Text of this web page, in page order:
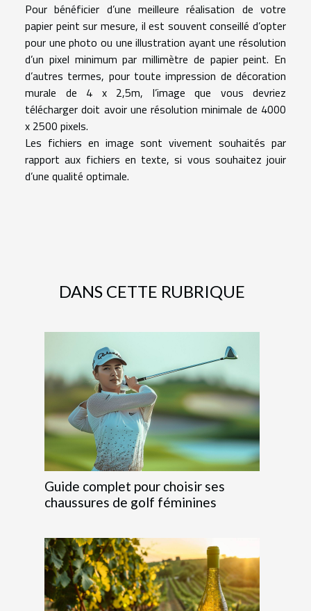
Pour bénéficier d’une meilleure réalisation de votre
papier peint sur mesure, il est souvent conseillé d’opter
pour une photo ou une illustration ayant une résolution
d’un pixel minimum par millimètre de papier peint. En
d’autres termes, pour toute impression de décoration
murale de 4 x 2,5m, l’image que vous devriez
télécharger doit avoir une résolution minimale de 4000
x 2500 pixels.
Les fichiers en image sont vivement souhaités par
rapport aux fichiers en texte, si vous souhaitez jouir
d’une qualité optimale.
DANS CETTE RUBRIQUE
Guide complet pour choisir ses
chaussures de golf féminines